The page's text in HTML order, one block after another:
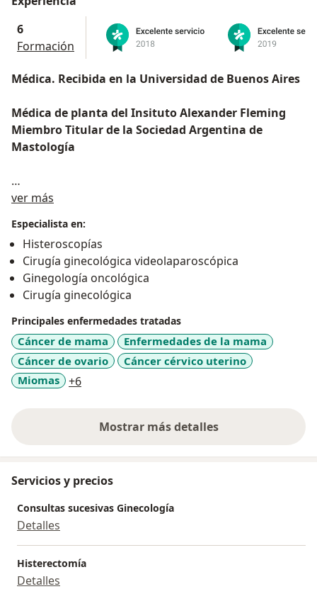
6
Formación
Médica. Recibida en la Universidad de Buenos Aires
Médica de planta del Insituto Alexander Fleming
Miembro Titular de la Sociedad Argentina de
Mastología
Residencia en Ginecología y Obstetricia. Hospital
Fellow en Mastología. Instituto Alexander Fleming
ver más
Especialista en:
Histeroscopías
Cirugía ginecológica videolaparoscópica
Ginegología oncológica
Cirugía ginecológica
Principales enfermedades tratadas
Cáncer de mama
Enfermedades de la mama
Cáncer de ovario
Cáncer cérvico uterino
Miomas
+6a11y_sr_more_diseases
Mostrar más detalles
sobre la experiencia
Servicios y precios
Consultas sucesivas Ginecología
Detalles
Histerectomía
Detalles